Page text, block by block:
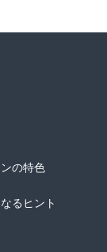
の特色
るヒント